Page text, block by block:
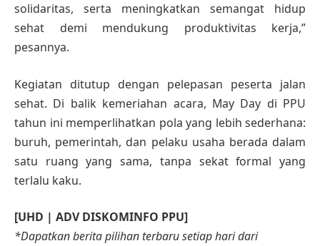
solidaritas, serta meningkatkan semangat hidup
sehat demi mendukung produktivitas kerja,”
pesannya.
Kegiatan ditutup dengan pelepasan peserta jalan
sehat. Di balik kemeriahan acara, May Day di PPU
tahun ini memperlihatkan pola yang lebih sederhana:
buruh, pemerintah, dan pelaku usaha berada dalam
satu ruang yang sama, tanpa sekat formal yang
terlalu kaku.
[UHD | ADV DISKOMINFO PPU]
*Dapatkan berita pilihan terbaru setiap hari dari